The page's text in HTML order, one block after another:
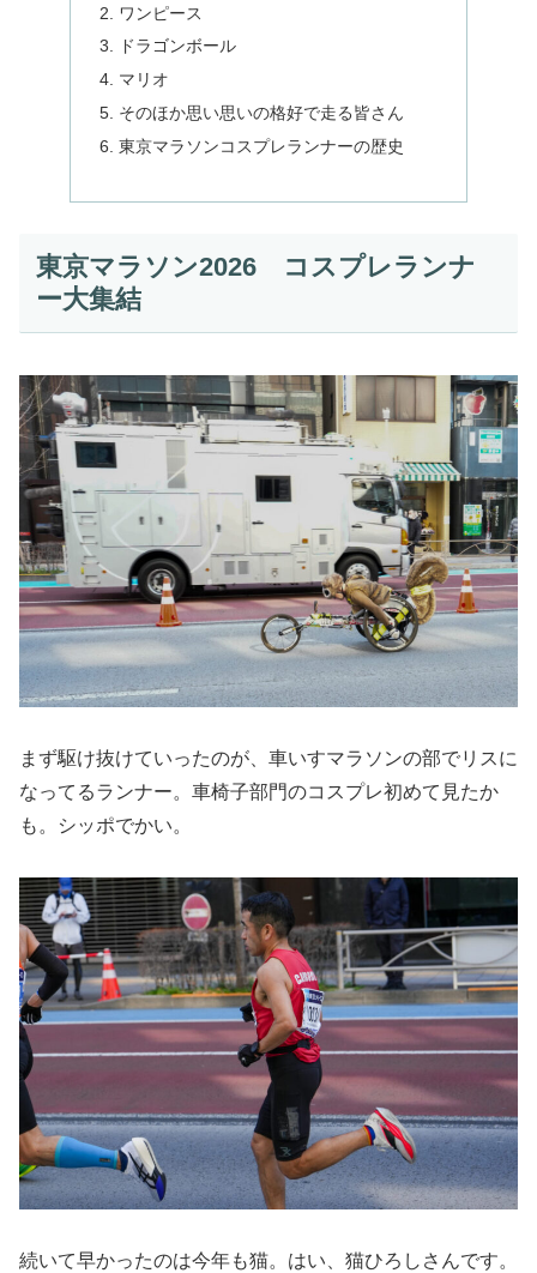
ワンピース
ドラゴンボール
マリオ
そのほか思い思いの格好で走る皆さん
東京マラソンコスプレランナーの歴史
東京マラソン2026 コスプレランナ
ー大集結
まず駆け抜けていったのが、車いすマラソンの部でリスに
なってるランナー。車椅子部門のコスプレ初めて見たか
も。シッポでかい。
続いて早かったのは今年も猫。はい、猫ひろしさんです。